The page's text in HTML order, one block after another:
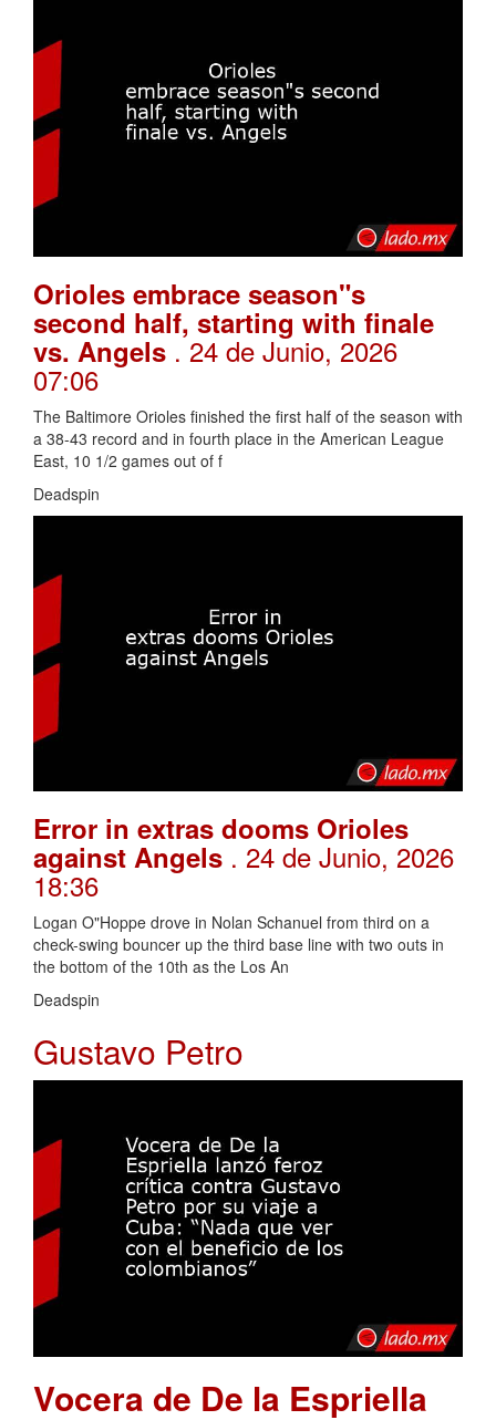
Orioles embrace season"s
second half, starting with finale
vs. Angels . 24 de Junio, 2026
07:06
The Baltimore Orioles finished the first half of the season with
a 38-43 record and in fourth place in the American League
East, 10 1/2 games out of f
Deadspin
Error in extras dooms Orioles
against Angels . 24 de Junio, 2026
18:36
Logan O"Hoppe drove in Nolan Schanuel from third on a
check-swing bouncer up the third base line with two outs in
the bottom of the 10th as the Los An
Deadspin
Gustavo Petro
Vocera de De la Espriella